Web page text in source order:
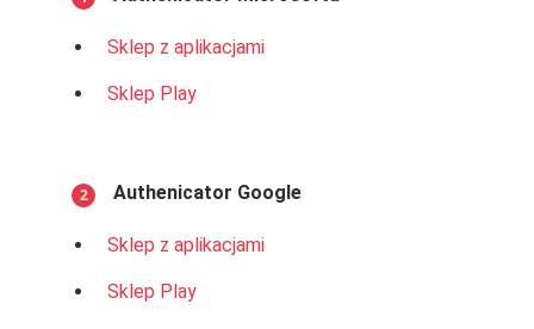
Sklep z aplikacjami
Sklep Play
Authenicator Google
Sklep z aplikacjami
Sklep Play